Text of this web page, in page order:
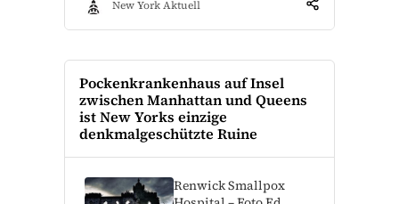
New York Aktuell
Pockenkrankenhaus auf Insel
zwischen Manhattan und Queens
ist New Yorks einzige
denkmalgeschützte Ruine
Renwick Smallpox